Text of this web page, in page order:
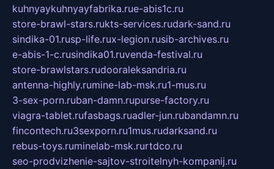
kuhnyaykuhnyayfabrika.rue-abis1c.ru
store-brawl-stars.rukts-services.rudark-sand.ru
sindika-01.rusp-life.rux-legion.rusib-archives.ru
e-abis-1-c.rusindika01.ruvenda-festival.ru
store-brawlstars.rudooraleksandria.ru
antenna-highly.rumine-lab-msk.ru1-mus.ru
3-sex-porn.ruban-damn.rupurse-factory.ru
viagra-tablet.rufasbags.ruadler-jun.rubandamn.ru
fincontech.ru3sexporn.ru1mus.rudarksand.ru
rebus-toys.ruminelab-msk.rurtdco.ru
seo-prodvizhenie-sajtov-stroitelnyh-kompanij.ru